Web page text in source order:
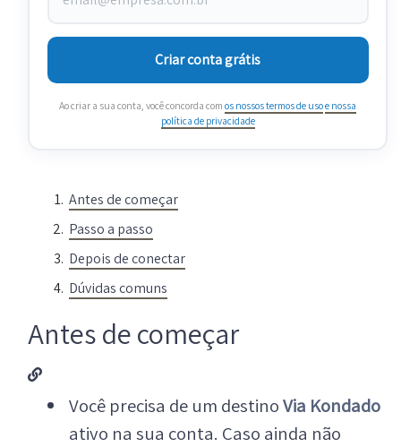
Criar conta grátis
Ao criar a sua conta, você concorda com os nossos termos de usoe nossa
política de privacidade
Antes de começar
Passo a passo
Depois de conectar
Dúvidas comuns
Antes de começar
Você precisa de um destinoVia Kondado
ativo na sua conta. Caso ainda não